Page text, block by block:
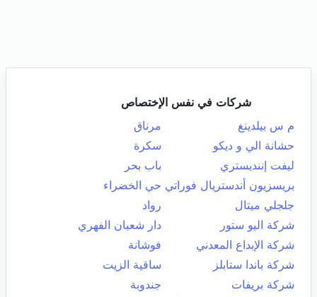
شركات في نفس الإختصاص
م س بيلدينغ
مرناق
حشانة الي و ديكو
سكرة
ليفت إننديستري
باب بحر
بريسزيون أندستريال فوراتي حي الخضراء
جلجلي ميتال
رواد
شركة اليو ستور
دار شعبان الفهري
شركة الإبداع المعدني
فوشانة
شركة باندا ستابلز
ساقية الزيت
شركة بريفات
جندوبة